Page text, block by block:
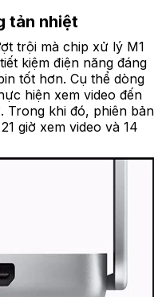
tản nhiệt
trội mà chip xử lý M1
kiệm điện năng đáng
tốt hơn. Cụ thể dòng
hiện xem video đến
Trong khi đó, phiên bản
giờ xem video và 14